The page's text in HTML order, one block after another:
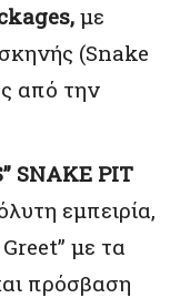
, με
(Snake
από την
SNAKE PIT
εμπειρία,
με τα
πρόσβαση